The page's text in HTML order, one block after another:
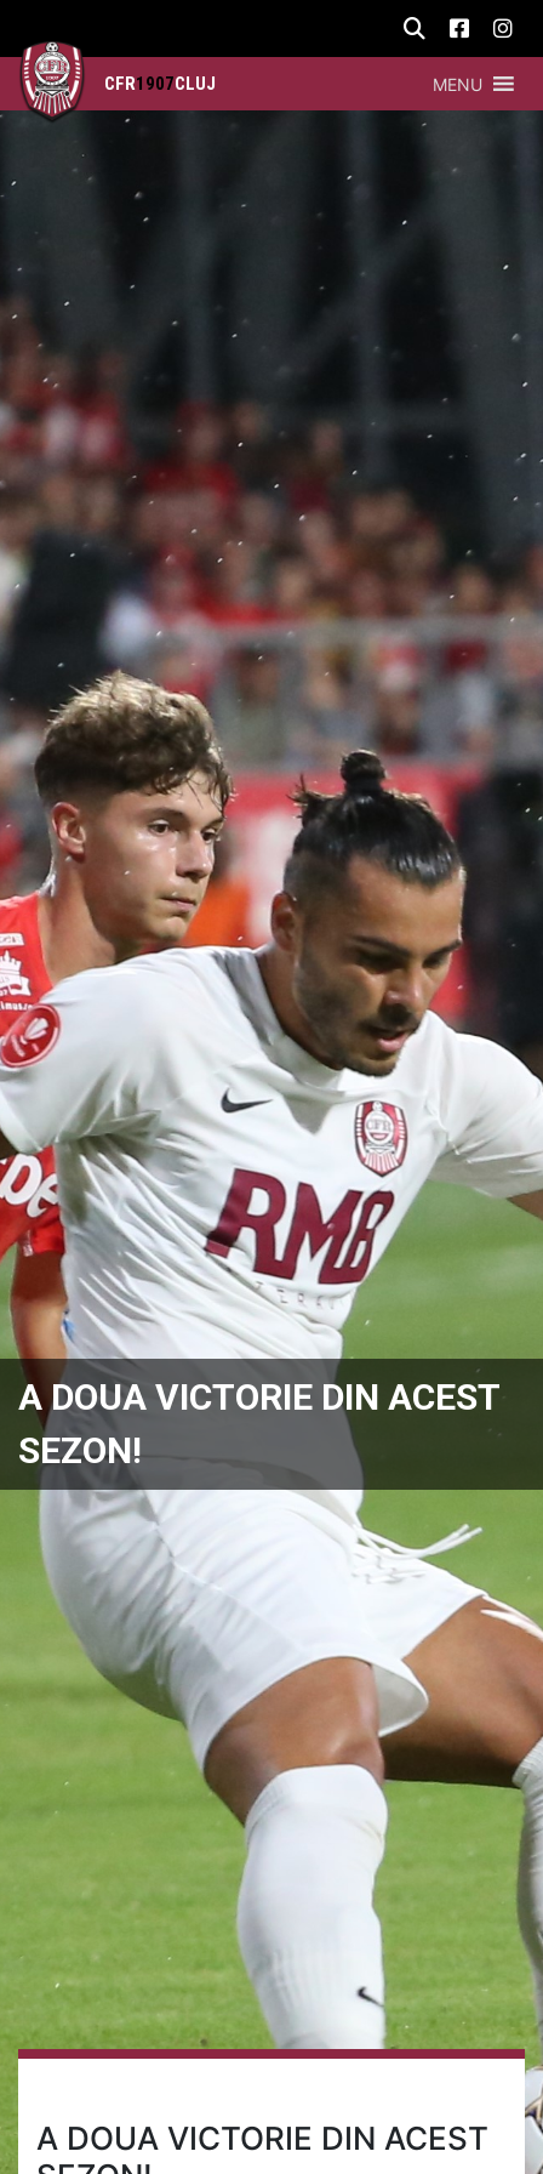
CFR1907CLUJ MENU
A DOUA VICTORIE DIN ACEST
SEZON!
A DOUA VICTORIE DIN ACEST